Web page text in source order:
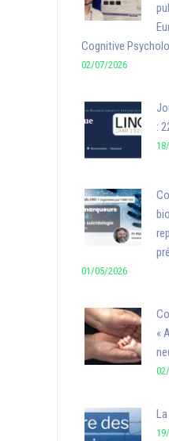
Cognitive
02/07/2026
:
01/05/2026
«